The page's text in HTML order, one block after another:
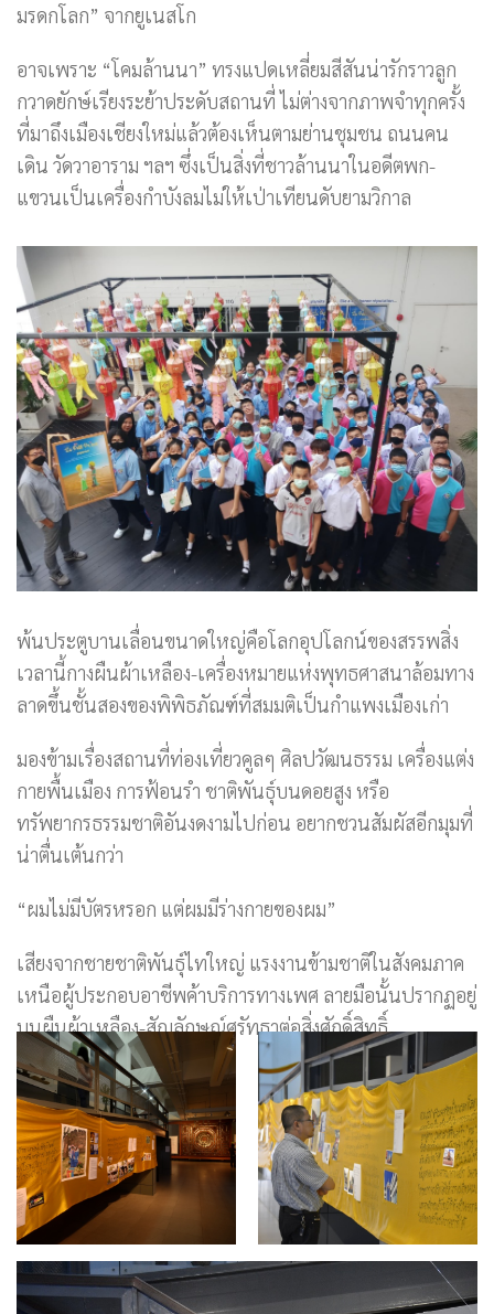
มรดกโลก” จากยูเนสโก
อาจเพราะ “โคมล้านนา” ทรงแปดเหลี่ยมสีสันน่ารักราวลูก
กวาดยักษ์เรียงระย้าประดับสถานที่ ไม่ต่างจากภาพจำทุกครั้ง
ที่มาถึงเมืองเชียงใหม่แล้วต้องเห็นตามย่านชุมชน ถนนคน
เดิน วัดวาอาราม ฯลฯ ซึ่งเป็นสิ่งที่ชาวล้านนาในอดีตพก-
แขวนเป็นเครื่องกำบังลมไม่ให้เป่าเทียนดับยามวิกาล
พ้นประตูบานเลื่อนขนาดใหญ่คือโลกอุปโลกน์ของสรรพสิ่ง
เวลานี้กางผืนผ้าเหลือง-เครื่องหมายแห่งพุทธศาสนาล้อมทาง
ลาดขึ้นชั้นสองของพิพิธภัณฑ์ที่สมมติเป็นกำแพงเมืองเก่า
มองข้ามเรื่องสถานที่ท่องเที่ยวคูลๆ ศิลปวัฒนธรรม เครื่องแต่ง
กายพื้นเมือง การฟ้อนรำ ชาติพันธุ์บนดอยสูง หรือ
ทรัพยากรธรรมชาติอันงดงามไปก่อน อยากชวนสัมผัสอีกมุมที่
น่าตื่นเต้นกว่า
“ผมไม่มีบัตรหรอก แต่ผมมีร่างกายของผม”
เสียงจากชายชาติพันธุ์ไทใหญ่ แรงงานข้ามชาติในสังคมภาค
เหนือผู้ประกอบอาชีพค้าบริการทางเพศ ลายมือนั้นปรากฏอยู่
บนผืนผ้าเหลือง-สัญลักษณ์ศรัทธาต่อสิ่งศักดิ์สิทธิ์